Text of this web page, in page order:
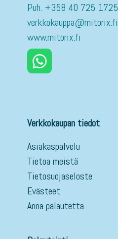
Puh. +358 40 725 1725
verkkokauppa@mitorix.fi
www.mitorix.fi
Verkkokaupan tiedot
Asiakaspalvelu
Tietoa meistä
Tietosuojaseloste
Evästeet
Anna palautetta